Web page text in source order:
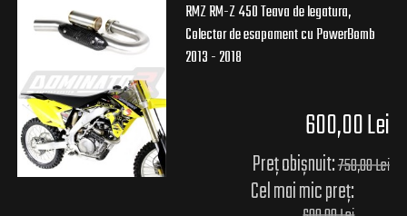
RMZ RM-Z 450 Teava de legatura,
Colector de esapament cu PowerBomb
2013 - 2018
600,00 Lei
Preț obișnuit:750,00 Lei
Cel mai mic preț: